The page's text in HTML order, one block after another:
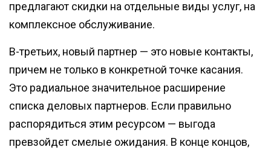
предлагают скидки на отдельные виды услуг, на
комплексное обслуживание.
В-третьих, новый партнер — это новые контакты,
причем не только в конкретной точке касания.
Это радиальное значительное расширение
списка деловых партнеров. Если правильно
распорядиться этим ресурсом — выгода
превзойдет смелые ожидания. В конце концов,